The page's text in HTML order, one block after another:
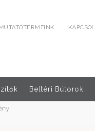
Beltéri Bútorok